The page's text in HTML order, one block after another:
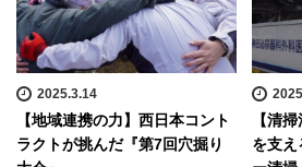
2025.3.14
【地域連携の力】西日本コント
ラクトが挑んだ『第7回穴掘り
【清
を支え